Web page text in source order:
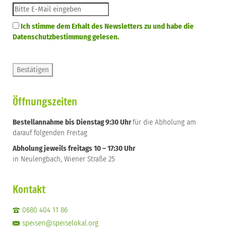
Ich stimme dem Erhalt des Newsletters zu und habe die
Datenschutzbestimmung gelesen.
Öffnungszeiten
Bestellannahme bis Dienstag 9:30 Uhrfür die Abholung am
darauf folgenden Freitag
Abholung jeweils freitags 10 – 17:30 Uhr
in Neulengbach, Wiener Straße 25
Kontakt
0680 404 11 86
speisen@speiselokal.org